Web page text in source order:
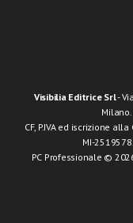
Visibilia Editrice Srl-
CF, P.IVA ed iscrizione
MI-
PC Professionale ©